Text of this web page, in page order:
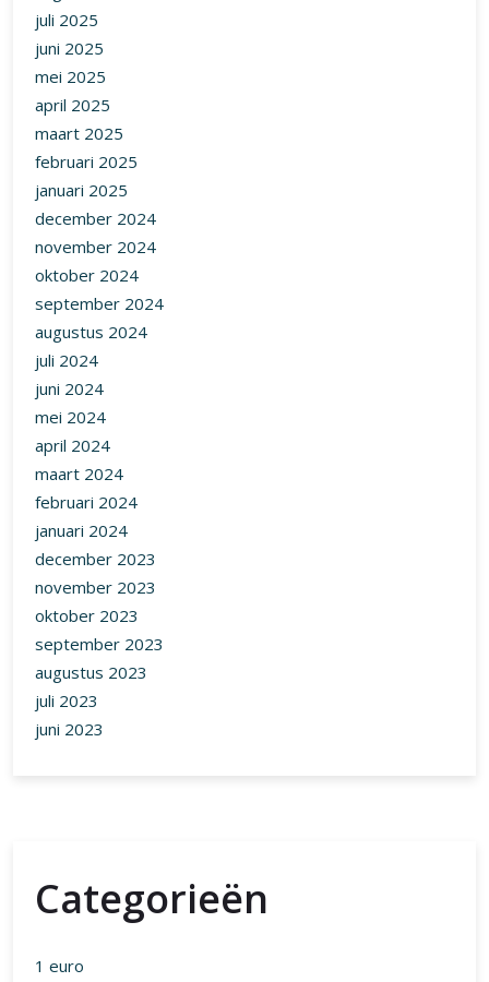
juli 2025
juni 2025
mei 2025
april 2025
maart 2025
februari 2025
januari 2025
december 2024
november 2024
oktober 2024
september 2024
augustus 2024
juli 2024
juni 2024
mei 2024
april 2024
maart 2024
februari 2024
januari 2024
december 2023
november 2023
oktober 2023
september 2023
augustus 2023
juli 2023
juni 2023
Categorieën
1 euro